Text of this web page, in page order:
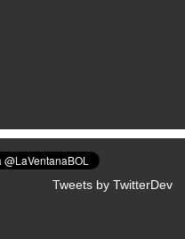
Tweets by TwitterDev